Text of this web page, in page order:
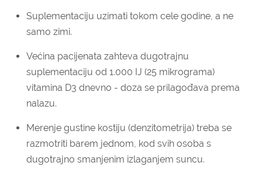
Suplementaciju uzimati tokom cele godine, a ne
samo zimi.
Većina pacijenata zahteva dugotrajnu
suplementaciju od 1.000 IJ (25 mikrograma)
vitamina D3 dnevno - doza se prilagođava prema
nalazu.
Merenje gustine kostiju (denzitometrija) treba se
razmotriti barem jednom, kod svih osoba s
dugotrajno smanjenim izlaganjem suncu.